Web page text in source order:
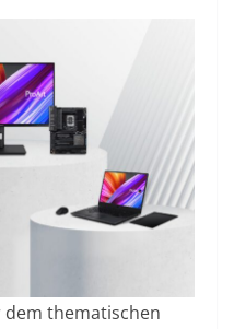
thematischen